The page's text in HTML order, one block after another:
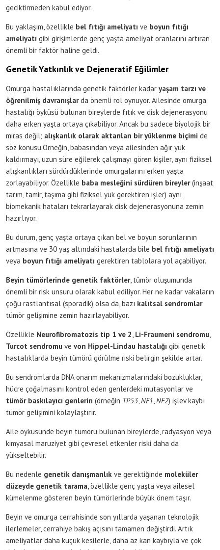
geciktirmeden kabul ediyor.
Bu yaklaşım, özellikle bel fıtığı ameliyatı ve boyun fıtığı
ameliyatı gibi girişimlerde genç yaşta ameliyat oranlarını artıran
önemli bir faktör haline geldi.
Genetik Yatkınlık ve Dejeneratif Eğilimler
Omurga hastalıklarında genetik faktörler kadar yaşam tarzı ve
öğrenilmiş davranışlarda önemli rol oynuyor. Ailesinde omurga
hastalığı öyküsü bulunan bireylerde fıtık ve disk dejenerasyonu
daha erken yaşta ortaya çıkabiliyor. Ancak bu sadece biyolojik bir
miras değil; alışkanlık olarak aktarılan bir yüklenme biçimi de
söz konusu.Örneğin, babasından veya ailesinden ağır yük
kaldırmayı, uzun süre eğilerek çalışmayı gören kişiler, aynı fiziksel
alışkanlıkları sürdürdüklerinde omurgalarını erken yaşta
zorlayabiliyor. Özellikle baba mesleğini sürdüren bireyler(inşaat,
tarım, tamir, taşıma gibi fiziksel yük gerektiren işler) aynı
biomekanik hataları tekrarlayarak disk dejenerasyonuna zemin
hazırlıyor.
Bu durum, genç yaşta ortaya çıkan bel ve boyun sorunlarının
artmasına ve 30 yaş altındaki hastalarda bile bel fıtığı ameliyatı
veya boyun fıtığı ameliyatı gerektiren tablolara yol açabiliyor.
Beyin tümörlerinde genetik faktörler, tümör oluşumunda
önemli bir risk unsuru olarak kabul ediliyor. Her ne kadar vakaların
çoğu rastlantısal (sporadik) olsa da, bazı kalıtsal sendromlar
tümör gelişimine zemin hazırlayabiliyor.
Özellikle Neurofibromatozis tip 1 ve 2, Li-Fraumeni sendromu,
Turcot sendromu ve von Hippel-Lindau hastalığı gibi genetik
hastalıklarda beyin tümörü görülme riski belirgin şekilde artar.
Bu sendromlarda DNA onarım mekanizmalarındaki bozukluklar,
hücre çoğalmasını kontrol eden genlerdeki mutasyonlar ve
tümör baskılayıcı genlerin (örneğin TP53,NF1,NF2) işlev kaybı
tümör gelişimini kolaylaştırır.
Aile öyküsünde beyin tümörü bulunan bireylerde, radyasyon veya
kimyasal maruziyet gibi çevresel etkenler riski daha da
yükseltebilir.
Bu nedenle genetik danışmanlık ve gerektiğinde moleküler
düzeyde genetik tarama, özellikle genç yaşta veya ailesel
kümelenme gösteren beyin tümörlerinde büyük önem taşır.
Beyin ve omurga cerrahisinde son yıllarda yaşanan teknolojik
ilerlemeler, cerrahiye bakış açısını tamamen değiştirdi. Artık
ameliyatlar daha küçük kesilerle, daha az kan kaybıyla ve çok